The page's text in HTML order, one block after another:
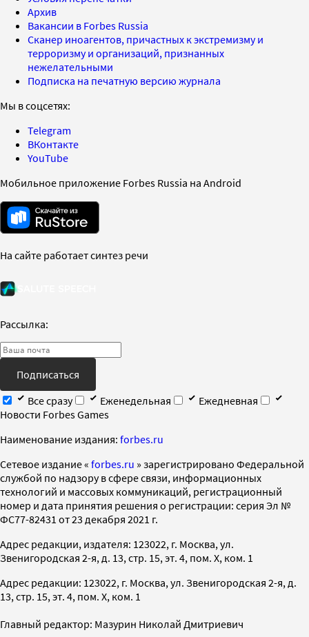
Архив
Вакансии в Forbes Russia
Сканер иноагентов, причастных к экстремизму и
терроризму и организаций, признанных
нежелательными
Подписка на печатную версию журнала
Мы в соцсетях:
Telegram
ВКонтакте
YouTube
Мобильное приложение Forbes Russia на Android
На сайте работает синтез речи
Рассылка:
Подписаться
Все сразу
Еженедельная
Ежедневная
Новости Forbes Games
Наименование издания: forbes.ru
Cетевое издание « forbes.ru » зарегистрировано Федеральной
службой по надзору в сфере связи, информационных
технологий и массовых коммуникаций, регистрационный
номер и дата принятия решения о регистрации: серия Эл №
ФС77-82431 от 23 декабря 2021 г.
Адрес редакции, издателя: 123022, г. Москва, ул.
Звенигородская 2-я, д. 13, стр. 15, эт. 4, пом. X, ком. 1
Адрес редакции: 123022, г. Москва, ул. Звенигородская 2-я, д.
13, стр. 15, эт. 4, пом. X, ком. 1
Главный редактор: Мазурин Николай Дмитриевич